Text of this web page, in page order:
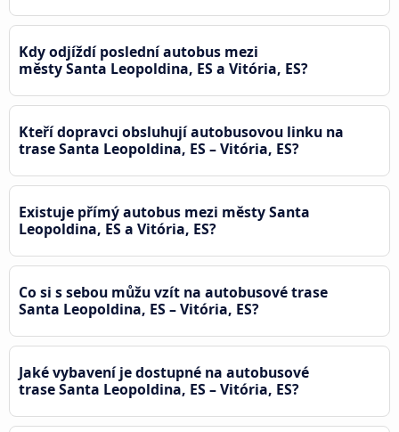
Kdy odjíždí poslední autobus mezi
městy Santa Leopoldina, ES a Vitória, ES?
Kteří dopravci obsluhují autobusovou linku na
trase Santa Leopoldina, ES – Vitória, ES?
Existuje přímý autobus mezi městy Santa
Leopoldina, ES a Vitória, ES?
Co si s sebou můžu vzít na autobusové trase
Santa Leopoldina, ES – Vitória, ES?
Jaké vybavení je dostupné na autobusové
trase Santa Leopoldina, ES – Vitória, ES?